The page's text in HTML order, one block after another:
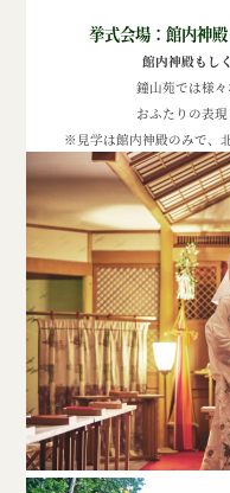
挙式会場：館内神
館内神殿もし
鐘山苑では様々
おふたりの表現
※見学は館内神殿のみで、